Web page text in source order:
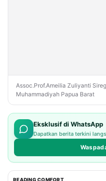
Assoc.Prof.Ameilia Zuliyanti
Muhammadiyah Papua Barat
Eksklusif di WhatsApp
Dapatkan berita terkini
READING COMFORT